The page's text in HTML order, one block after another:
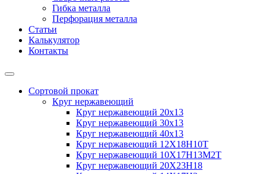
Гибка металла
Перфорация металла
Статьи
Калькулятор
Контакты
Сортовой прокат
Круг нержавеющий
Круг нержавеющий 20х13
Круг нержавеющий 30х13
Круг нержавеющий 40х13
Круг нержавеющий 12Х18Н10Т
Круг нержавеющий 10Х17Н13М2T
Круг нержавеющий 20Х23Н18